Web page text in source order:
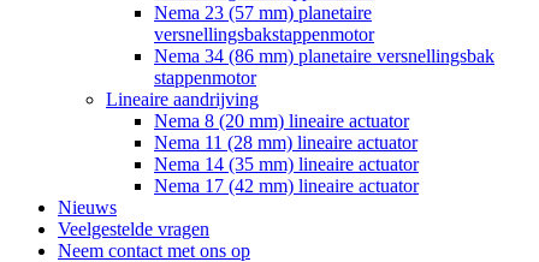
Nema 23 (57 mm) planetaire
versnellingsbakstappenmotor
Nema 34 (86 mm) planetaire versnellingsbak
stappenmotor
Lineaire aandrijving
Nema 8 (20 mm) lineaire actuator
Nema 11 (28 mm) lineaire actuator
Nema 14 (35 mm) lineaire actuator
Nema 17 (42 mm) lineaire actuator
Nieuws
Veelgestelde vragen
Neem contact met ons op